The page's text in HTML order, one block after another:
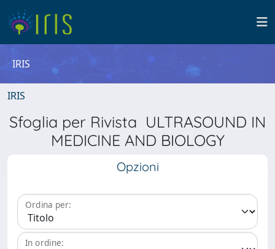
IRIS
IRIS
Sfoglia per Rivista ULTRASOUND IN
MEDICINE AND BIOLOGY
Opzioni
Ordina per:
In ordine: